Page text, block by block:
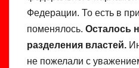
Федерации. То есть в
поменялось. Осталось
разделения властей.
не пожелали с